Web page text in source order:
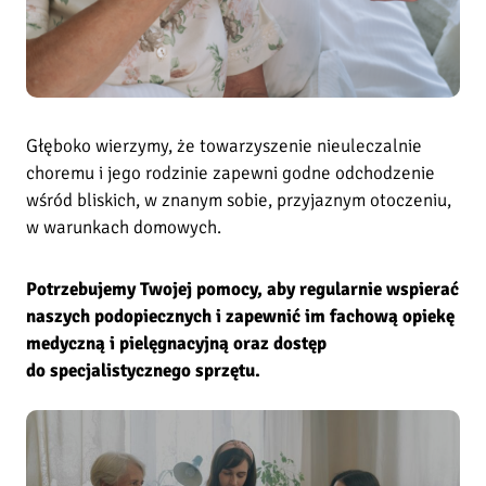
b
ł
s
.
d
o
l
p
K
o
Głęboko wierzymy, że towarzyszenie nieuleczalnie
choremu i jego rodzinie zapewni godne odchodzenie
wśród bliskich, w znanym sobie, przyjaznym otoczeniu,
w warunkach domowych.
Potrzebujemy Twojej pomocy, aby regularnie wspierać
naszych podopiecznych i zapewnić im fachową opiekę
medyczną i pielęgnacyjną oraz dostęp
do specjalistycznego sprzętu.